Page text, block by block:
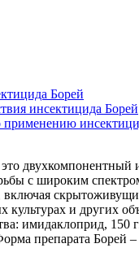
Борей
инсектицида Борей
двухкомпонентный
с широким
включая
культурах и других
имидаклоприд, 150
препарата Борей